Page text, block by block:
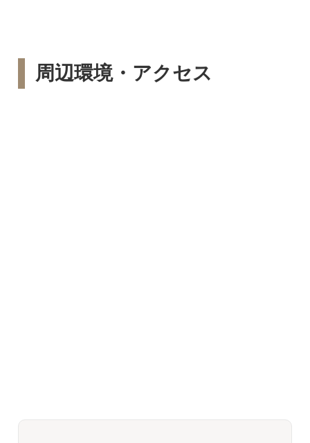
周辺環境・アクセス